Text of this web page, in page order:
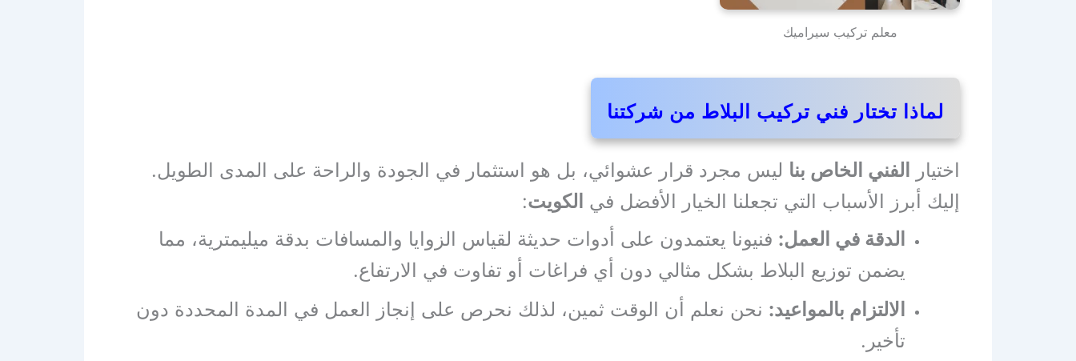
معلم تركيب سيراميك
لماذا تختار فني تركيب البلاط من شركتنا
اختيار الفني الخاص بنا ليس مجرد قرار عشوائي، بل هو استثمار في الجودة والراحة على المدى الطويل.
إليك أبرز الأسباب التي تجعلنا الخيار الأفضل في الكويت:
الدقة في العمل: فنيونا يعتمدون على أدوات حديثة لقياس الزوايا والمسافات بدقة ميليمترية، مما
يضمن توزيع البلاط بشكل مثالي دون أي فراغات أو تفاوت في الارتفاع.
الالتزام بالمواعيد: نحن نعلم أن الوقت ثمين، لذلك نحرص على إنجاز العمل في المدة المحددة دون
تأخير.